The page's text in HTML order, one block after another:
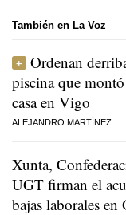
También en La Voz
Ordenan
piscina que
casa en Vigo
ALEJANDRO MARTÍNEZ
Xunta,
UGT firman el
bajas laborales en